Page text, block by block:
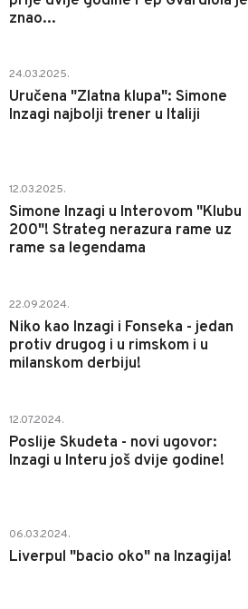
znao...
24.03.2025.
Uručena "Zlatna klupa": Simone
Inzagi najbolji trener u Italiji
12.03.2025.
Simone Inzagi u Interovom "Klubu
200"! Strateg nerazura rame uz
rame sa legendama
22.09.2024.
Niko kao Inzagi i Fonseka - jedan
protiv drugog i u rimskom i u
milanskom derbiju!
12.07.2024.
Poslije Skudeta - novi ugovor:
Inzagi u Interu još dvije godine!
06.03.2024.
Liverpul "bacio oko" na Inzagija!